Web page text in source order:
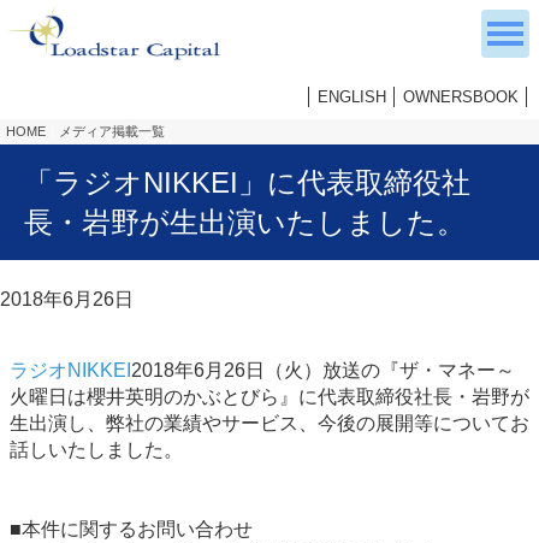
ENGLISH OWNERSBOOK
HOME メディア掲載一覧
「ラジオNIKKEI」に代表取締役社
長・岩野が生出演いたしました。
2018年6月26日
ラジオNIKKEI 2018年6月26日（火）放送の『ザ・マネー～
火曜日は櫻井英明のかぶとびら』に代表取締役社長・岩野が
生出演し、弊社の業績やサービス、今後の展開等についてお
話しいたしました。
■本件に関するお問い合わせ